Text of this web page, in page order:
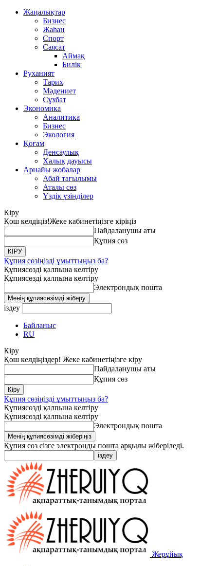
Жаңалықтар
Бизнес
Жаһан
Спорт
Саясат
Аймақ
Билік
Руханият
Тарих
Мәдениет
Сұхбат
Экономика
Аналитика
Бизнес
Экология
Қоғам
Денсаулық
Халық дауысы
Арнайы жобалар
Абай тағылымы
Аталы сөз
Үздік үзінділер
Кіру
Қош келдіңіз!Жеке кабинетіңізге кіріңіз
Пайдаланушы аты
Құпия сөз
Құпия сөзіңізді ұмыттыңыз ба?
Құпиясөзді қалпына келтіру
Құпиясөзді қалпына келтіру
Электрондық пошта
іздеу
Байланыс
RU
Кіру
Қош келдіңіздер! Жеке кабинетіңізге кіру
Пайдаланушы аты
Құпия сөз
Құпия сөзіңізді ұмыттыңыз ба?
Құпиясөзді қалпына келтіру
Құпиясөзді қалпына келтіру
Электрондық пошта
Құпия сөз сізге электронды пошта арқылы жіберіледі.
Жерұйық